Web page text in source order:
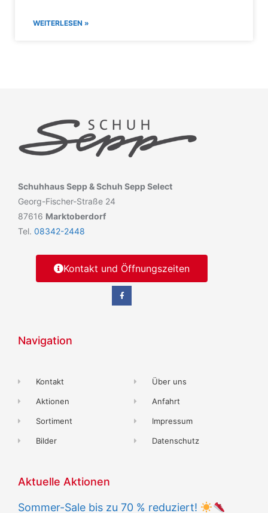
WEITERLESEN »
Schuhhaus Sepp & Schuh Sepp Select
Georg-Fischer-Straße 24
87616 Marktoberdorf
Tel. 08342-2448
Kontakt und Öffnungszeiten
Navigation
Kontakt
Aktionen
Sortiment
Bilder
Über uns
Anfahrt
Impressum
Datenschutz
Aktuelle Aktionen
Sommer-Sale bis zu 70 % reduziert!